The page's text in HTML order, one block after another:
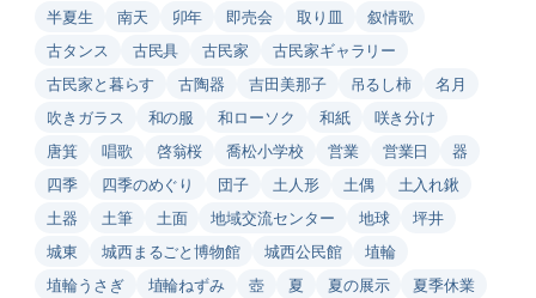
半夏生
南天 卯年 即売会 取り皿
叙情歌
古タンス
古民具 古民家
古民家ギャラリー
古民家と暮らす
古陶器 吉田美那子 吊るし柿
名月
吹きガラス
和の服 和ローソク 和紙
咲き分け
唐箕
唱歌 啓翁桜 喬松小学校 営業 営業日
器
四季
四季のめぐり 団子 土人形 土偶
土入れ鍬
土器
土筆 土面 地域交流センター 地球
坪井
城東
城西まるごと博物館 城西公民館
埴輪
埴輪うさぎ
埴輪ねずみ 壺 夏 夏の展示 夏季休業